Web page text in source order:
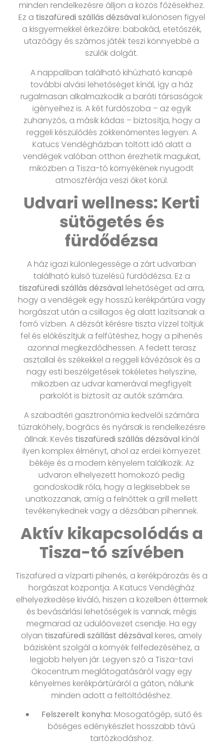
minden rendelkezésre álljon a közös főzésekhez.
Ez a tiszafüredi szállás dézsával különösen figyel
a kisgyermekkel érkezőkre: babakád, etetőszék,
utazóágy és számos játék teszi könnyebbé a
szülők dolgát.
A nappaliban található kihúzható kanapé
további alvási lehetőséget kínál, így a ház
rugalmasan alkalmazkodik a baráti társaságok
igényeihez is. A két fürdőszoba – az egyik
zuhanyzós, a másik kádas – biztosítja, hogy a
reggeli készülődés zökkenőmentes legyen. A
Katucs Vendégházban töltött idő alatt a
vendégek valóban otthon érezhetik magukat,
miközben a Tisza-tó környékének nyugodt
atmoszférája veszi őket körül.
Udvari wellness: Kerti
sütögetés és
fürdődézsa
A ház igazi különlegessége a zárt udvarban
található külső tüzelésű fürdődézsa. Ez a
tiszafüredi szállás dézsával lehetőséget ad arra,
hogy a vendégek egy hosszú kerékpártúra vagy
horgászat után a csillagos ég alatt lazítsanak a
forró vízben. A dézsát kérésre tiszta vízzel töltjük
fel és előkészítjük a felfűtéshez, hogy a pihenés
azonnal megkezdődhessen. A fedett terasz
asztallal és székekkel a reggeli kávézások és a
nagy esti beszélgetések tökéletes helyszíne,
miközben az udvar kamerával megfigyelt
parkolót is biztosít az autók számára.
A szabadtéri gasztronómia kedvelői számára
tűzrakóhely, bogrács és nyársak is rendelkezésre
állnak. Kevés tiszafüredi szállás dézsával kínál
ilyen komplex élményt, ahol az erdei környezet
békéje és a modern kényelem találkozik. Az
udvaron elhelyezett homokozó pedig
gondoskodik róla, hogy a legkisebbek se
unatkozzanak, amíg a felnőttek a grill mellett
tevékenykednek vagy a dézsában pihennek.
Aktív kikapcsolódás a
Tisza-tó szívében
Tiszafüred a vízparti pihenés, a kerékpározás és a
horgászat központja. A Katucs Vendégház
elhelyezkedése kiváló, hiszen a közelben éttermek
és bevásárlási lehetőségek is vannak, mégis
megmarad az üdülőövezet csendje. Ha egy
olyan tiszafüredi szállást dézsával keres, amely
bázisként szolgál a környék felfedezéséhez, a
legjobb helyen jár. Legyen szó a Tisza-tavi
Ökocentrum meglátogatásáról vagy egy
kényelmes kerékpártúráról a gáton, nálunk
minden adott a feltöltődéshez.
Felszerelt konyha: Mosogatógép, sütő és
bőséges edénykészlet hosszabb távú
tartózkodáshoz.